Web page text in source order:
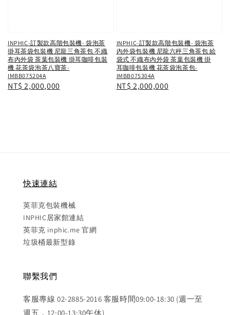
INPHIC-訂製款高階包裝機- 袋泡茶
掛耳茶袋包裝機 尼龍三角茶包 不織
布內外袋 茶葉包裝機 掛耳咖啡包裝
機 花茶袋泡茶八寶茶-
IMBB075204A
Regular
NT$ 2,000,000
INPHIC-訂製款高階包裝機- 袋泡茶
內外袋包裝機 尼龍六秤三角茶包 給
袋式 不織布內外袋 茶葉包裝機 掛
耳咖啡包裝機 花茶袋泡茶包-
IMBB075304A
Regular
NT$ 2,000,000
快速連結
英菲克包裝機械
INPHIC居家館連結
英菲克 inphic.me 官網
垃圾桶最新型錄
聯繫我們
客服專線 02-2885-2016 客服時間09:00-18:30 (週一至
週五，12:00-13:30午休)